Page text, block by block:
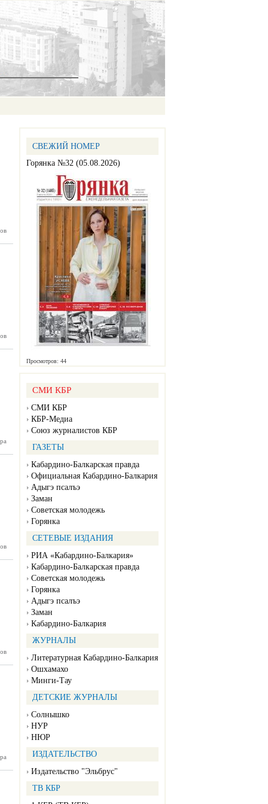
СВЕЖИЙ НОМЕР
Горянка №32 (05.08.2026)
Просмотров: 44
СМИ КБР
СМИ КБР
КБР-Медиа
Союз журналистов КБР
ГАЗЕТЫ
Кабардино-Балкарская правда
Официальная Кабардино-Балкария
Адыгэ псалъэ
Заман
Советская молодежь
Горянка
СЕТЕВЫЕ ИЗДАНИЯ
РИА «Кабардино-Балкария»
Кабардино-Балкарская правда
Советская молодежь
Горянка
Адыгэ псалъэ
Заман
Кабардино-Балкария
ЖУРНАЛЫ
Литературная Кабардино-Балкария
Ошхамахо
Минги-Тау
ДЕТСКИЕ ЖУРНАЛЫ
Солнышко
НУР
НЮР
ИЗДАТЕЛЬСТВО
Издательство "Эльбрус"
ТВ КБР